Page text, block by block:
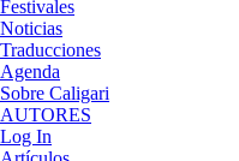
Festivales
Noticias
Traducciones
Agenda
Sobre Caligari
AUTORES
Log In